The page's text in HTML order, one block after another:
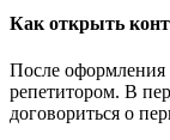
Как открыть
После оформления
репетитором. В
договориться о